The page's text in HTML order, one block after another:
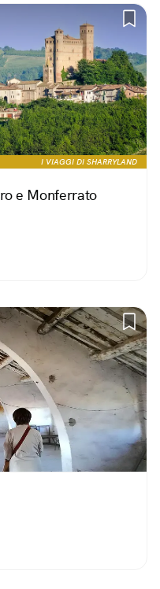
I VIAGGI DI SHARRYLAND
e Monferrato